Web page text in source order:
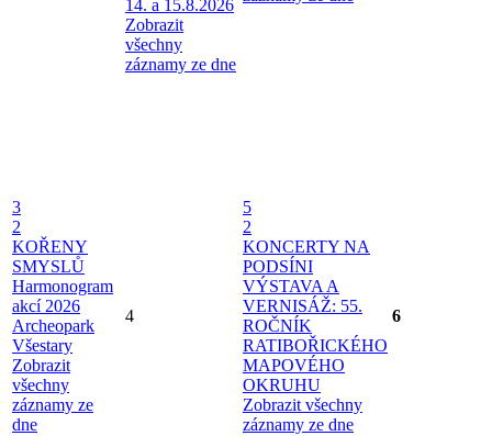
14. a 15.8.2026
Zobrazit
všechny
záznamy ze dne
3
2
KOŘENY
SMYSLŮ
Harmonogram
akcí 2026
Archeopark
Všestary
Zobrazit
všechny
záznamy ze
dne
4
5
2
KONCERTY NA
PODSÍNI
VÝSTAVA A
VERNISÁŽ: 55.
ROČNÍK
RATIBOŘICKÉHO
MAPOVÉHO
OKRUHU
Zobrazit všechny
záznamy ze dne
6